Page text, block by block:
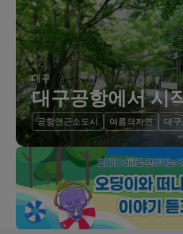
대구
대구공항에서 시
공항인근소도시 여름의자연 대구